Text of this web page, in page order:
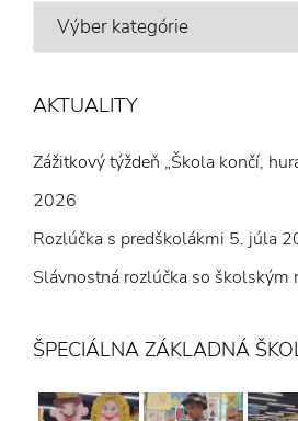
VÝBER
AKTUALITY
Zážitkový týždeň „Škola končí,
2026
Rozlúčka s predškolákmi 5. júla
Slávnostná rozlúčka so školským
ŠPECIÁLNA ZÁKLADNÁ